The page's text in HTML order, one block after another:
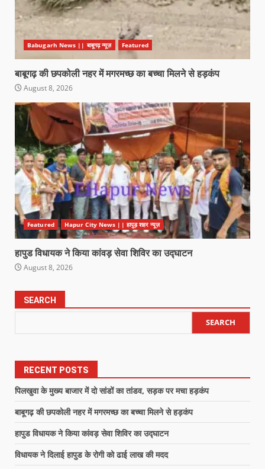
Babugarh News || बाबूगढ़ न्यूज़ Featured
बाबूगढ़ की छपकोली नहर में मगरमच्छ का बच्चा मिलने से हड़कंप
August 8, 2026
Featured Hapur City News || हापुड़ शहर न्यूज़
हापुड विधायक ने किया कांवड़ सेवा शिविर का उद्घाटन
August 8, 2026
SEARCH
SEARCH
RECENT POSTS
पिलखुवा के मुख्य बाजार में दो सांडों का तांडव, सड़क पर मचा हड़कंप
बाबूगढ़ की छपकोली नहर में मगरमच्छ का बच्चा मिलने से हड़कंप
हापुड विधायक ने किया कांवड़ सेवा शिविर का उद्घाटन
विधायक ने दिलाई हापुड के रोगी को ढाई लाख की मदद